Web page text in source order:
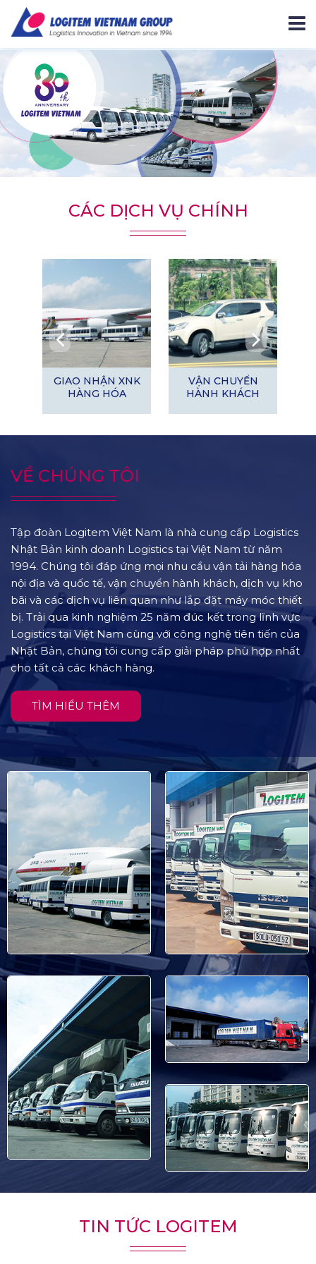
CÁC DỊCH VỤ CHÍNH
GIAO NHẬN XNK
HÀNG HÓA
VẬN CHUYỂN
HÀNH KHÁCH
VỀ CHÚNG TÔI
Tập đoàn Logitem Việt Nam là nhà cung cấp Logistics
Nhật Bản kinh doanh Logistics tại Việt Nam từ năm
1994. Chúng tôi đáp ứng mọi nhu cầu vận tải hàng hóa
nội địa và quốc tế, vận chuyển hành khách, dịch vụ kho
bãi và các dịch vụ liên quan như lắp đặt máy móc thiết
bị. Trải qua kinh nghiệm 25 năm đúc kết trong lĩnh vực
Logistics tại Việt Nam cùng với công nghệ tiên tiến của
Nhật Bản, chúng tôi cung cấp giải pháp phù hợp nhất
cho tất cả các khách hàng.
TÌM HIỂU THÊM
TIN TỨC LOGITEM